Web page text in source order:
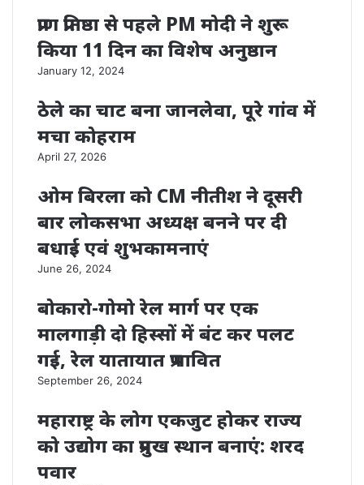
प्राण प्रतिष्ठा से पहले PM मोदी ने शुरू
किया 11 दिन का विशेष अनुष्ठान
January 12, 2024
ठेले का चाट बना जानलेवा, पूरे गांव में
मचा कोहराम
April 27, 2026
ओम बिरला को CM नीतीश ने दूसरी
बार लोकसभा अध्यक्ष बनने पर दी
बधाई एवं शुभकामनाएं
June 26, 2024
बोकारो-गोमो रेल मार्ग पर एक
मालगाड़ी दो हिस्सों में बंट कर पलट
गई, रेल यातायात प्रभावित
September 26, 2024
महाराष्ट्र के लोग एकजुट होकर राज्य
को उद्योग का प्रमुख स्थान बनाएं: शरद
पवार